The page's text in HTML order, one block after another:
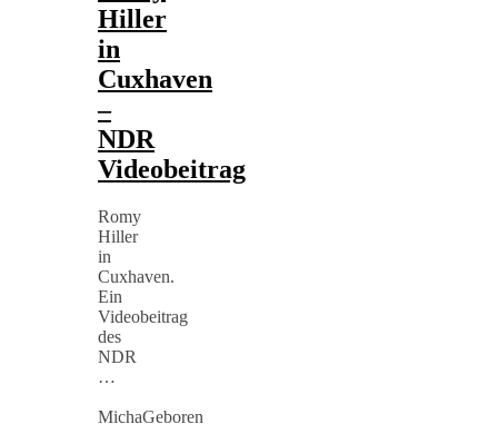
Hiller
in
Cuxhaven
–
NDR
Videobeitrag
Romy
Hiller
in
Cuxhaven.
Ein
Videobeitrag
des
NDR
…
MichaGeboren